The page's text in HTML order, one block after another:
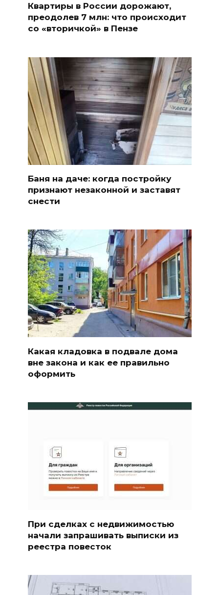
Квартиры в России дорожают,
преодолев 7 млн: что происходит
со «вторичкой» в Пензе
Баня на даче: когда постройку
признают незаконной и заставят
снести
Какая кладовка в подвале дома
вне закона и как ее правильно
оформить
При сделках с недвижимостью
начали запрашивать выписки из
реестра повесток